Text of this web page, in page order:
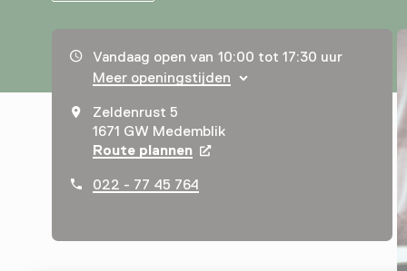
Openingstijden, adres & telefoonnummer
Vandaag open van 10:00 tot 17:30 uur
Meer openingstijden
Zeldenrust 5
1671 GW Medemblik
Route plannen Opent in een nieuw tabblad
022 - 77 45 764